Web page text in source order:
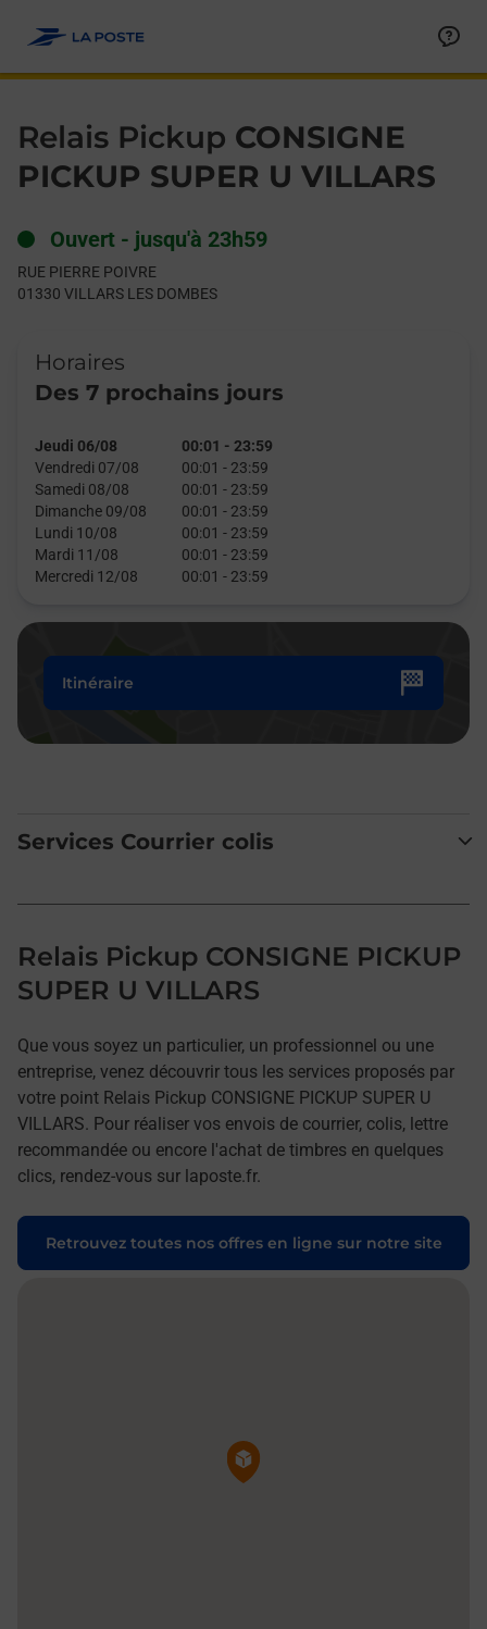
Relais Pickup CONSIGNE
PICKUP SUPER U VILLARS
Ouvert - jusqu'à 23h59
RUE PIERRE POIVRE
01330 VILLARS LES DOMBES
Horaires
Des 7 prochains jours
Jeudi 06/08 00:01 - 23:59
Vendredi 07/08
00:01 - 23:59
Samedi 08/08
00:01 - 23:59
Dimanche 09/08
00:01 - 23:59
Lundi 10/08
00:01 - 23:59
Mardi 11/08
00:01 - 23:59
Mercredi 12/08
00:01 - 23:59
Itinéraire
Services Courrier colis
Relais Pickup CONSIGNE PICKUP
SUPER U VILLARS
Que vous soyez un particulier, un professionnel ou une
entreprise, venez découvrir tous les services proposés par
votre point Relais Pickup CONSIGNE PICKUP SUPER U
VILLARS. Pour réaliser vos envois de courrier, colis, lettre
recommandée ou encore l'achat de timbres en quelques
clics, rendez-vous sur laposte.fr.
Retrouvez toutes nos offres en ligne sur notre site
Pin de la carte